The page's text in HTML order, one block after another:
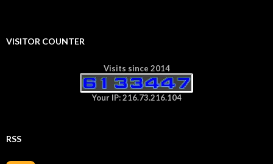
VISITOR COUNTER
Visits since 2014
Your IP: 216.73.216.104
RSS